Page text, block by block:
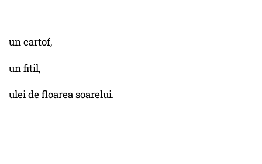
un cartof,
un fitil,
ulei de floarea soarelui.